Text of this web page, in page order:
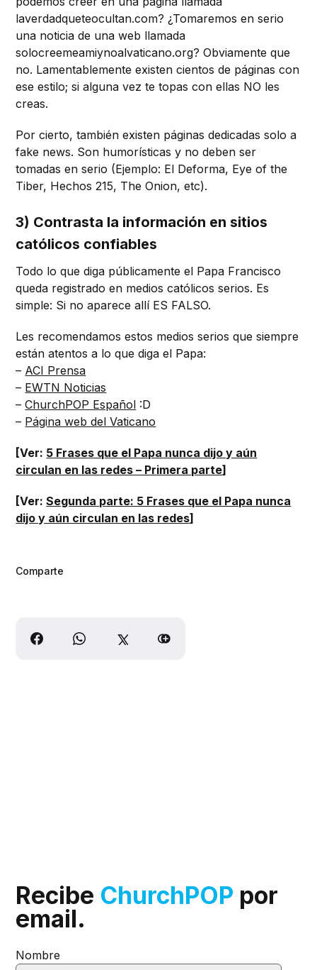
laverdadqueteocultan.com? ¿Tomaremos en serio
una noticia de una web llamada
solocreemeamiynoalvaticano.org? Obviamente que
no. Lamentablemente existen cientos de páginas con
ese estilo; si alguna vez te topas con ellas NO les
creas.
Por cierto, también existen páginas dedicadas solo a
fake news. Son humorísticas y no deben ser
tomadas en serio (Ejemplo: El Deforma, Eye of the
Tiber, Hechos 215, The Onion, etc).
3) Contrasta la información en sitios
católicos confiables
Todo lo que diga públicamente el Papa Francisco
queda registrado en medios católicos serios. Es
simple: Si no aparece allí ES FALSO.
Les recomendamos estos medios serios que siempre
están atentos a lo que diga el Papa:
– ACI Prensa
– EWTN Noticias
–ChurchPOP Español :D
– Página web del Vaticano
[Ver: 5 Frases que el Papa nunca dijo y aún
circulan en las redes – Primera parte]
[Ver:Segunda parte: 5 Frases que el Papa nunca
dijo y aún circulan en las redes]
Comparte
Recibe ChurchPOP por
email.
Nombre